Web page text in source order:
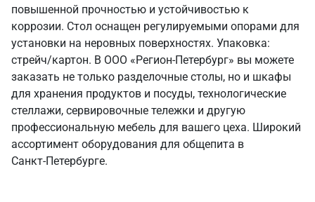
повышенной прочностью и устойчивостью к
коррозии. Стол оснащен регулируемыми опорами для
установки на неровных поверхностях. Упаковка:
стрейч/картон. В ООО «Регион-Петербург» вы можете
заказать не только разделочные столы, но и шкафы
для хранения продуктов и посуды, технологические
стеллажи, сервировочные тележки и другую
профессиональную мебель для вашего цеха. Широкий
ассортимент оборудования для общепита в
Санкт‑Петербурге.